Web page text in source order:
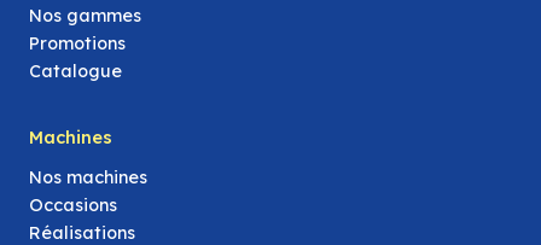
Nos gammes
Promotions
Catalogue
Machines
Nos machines
Occasions
Réalisations